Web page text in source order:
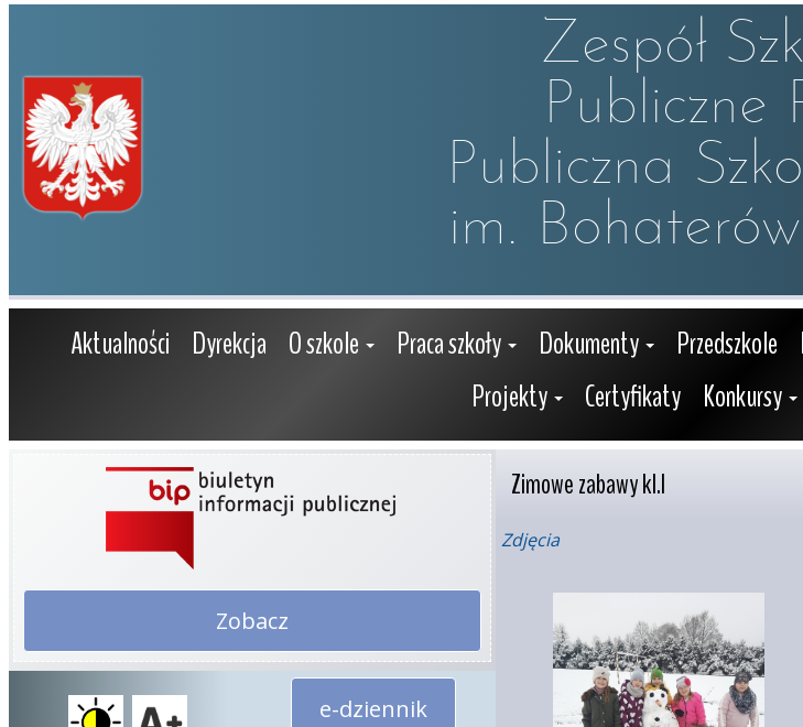
Zespół
Publiczne
Publiczna
im.
Aktualności Dyrekcja O szkole Praca szkoły Dokumenty Przedszkole
Projekty
Certyfikaty Konkursy
Zimowe zabawy kl.I
Zdjęcia
Zobacz
e-dziennik